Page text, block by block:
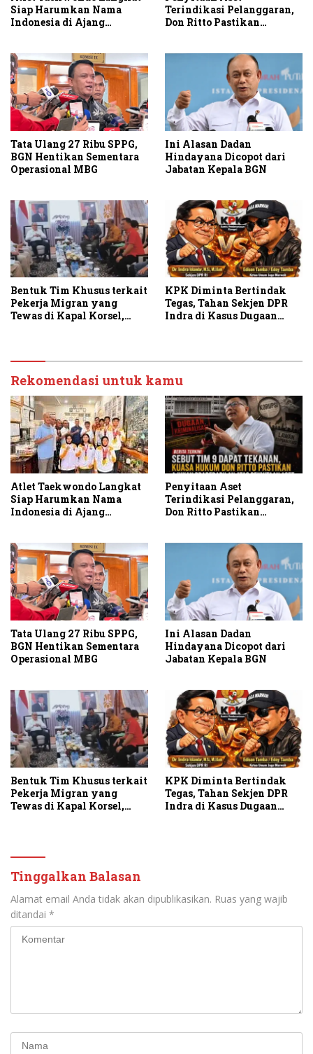
Siap Harumkan Nama
Indonesia di Ajang
Terindikasi Pelanggaran,
Don Ritto Pastikan
Tata Ulang 27 Ribu SPPG,
BGN Hentikan Sementara
Operasional MBG
Ini Alasan Dadan
Hindayana Dicopot dari
Jabatan Kepala BGN
Bentuk Tim Khusus terkait
Pekerja Migran yang
Tewas di Kapal Korsel,
KPK Diminta Bertindak
Tegas, Tahan Sekjen DPR
Indra di Kasus Dugaan
Rekomendasi untuk kamu
Atlet Taekwondo Langkat
Siap Harumkan Nama
Indonesia di Ajang
Penyitaan Aset
Terindikasi Pelanggaran,
Don Ritto Pastikan
Tata Ulang 27 Ribu SPPG,
BGN Hentikan Sementara
Operasional MBG
Ini Alasan Dadan
Hindayana Dicopot dari
Jabatan Kepala BGN
Bentuk Tim Khusus terkait
Pekerja Migran yang
Tewas di Kapal Korsel,
KPK Diminta Bertindak
Tegas, Tahan Sekjen DPR
Indra di Kasus Dugaan
Tinggalkan Balasan
Alamat email Anda tidak akan dipublikasikan. Ruas yang wajib
ditandai *